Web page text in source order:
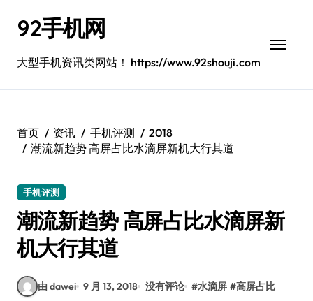
92手机网
大型手机资讯类网站！ https://www.92shouji.com
首页 资讯 手机评测
2018
潮流新趋势 高屏占比水滴屏新机大行其道
手机评测
潮流新趋势 高屏占比水滴屏新
机大行其道
由 dawei 9 月 13, 2018 没有评论 #水滴屏 #高屏占比